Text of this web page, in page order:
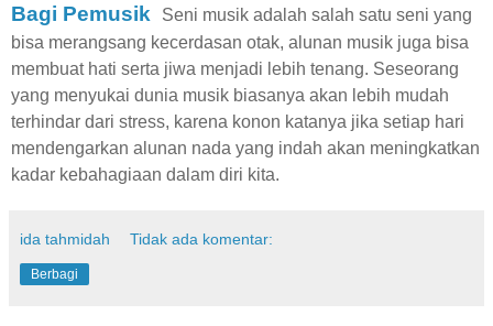
Bagi Pemusik
Seni musik adalah salah satu seni yang
bisa merangsang kecerdasan otak, alunan musik juga bisa
membuat hati serta jiwa menjadi lebih tenang. Seseorang
yang menyukai dunia musik biasanya akan lebih mudah
terhindar dari stress, karena konon katanya jika setiap hari
mendengarkan alunan nada yang indah akan meningkatkan
kadar kebahagiaan dalam diri kita.
ida tahmidah Tidak ada komentar:
Berbagi